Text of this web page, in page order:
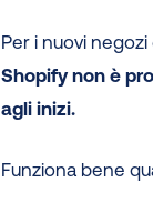
Per i nuovi
Shopify non è
agli inizi.
Funziona bene